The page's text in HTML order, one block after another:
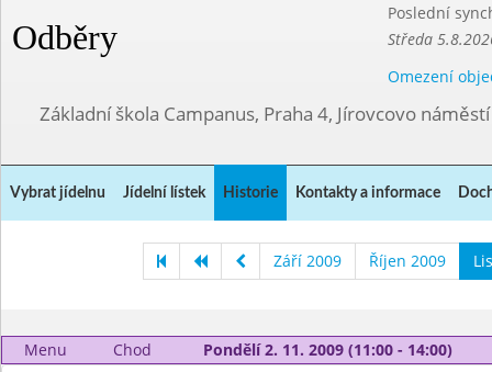
Odběry
Poslední
Středa
Omezení
Základní škola Campanus, Praha 4, Jírovcovo
Vybrat jídelnu Jídelní lístek Historie Kontakty a informace
Září 2009 Říjen 2009
Menu Chod Pondělí 2. 11. 2009 (11:00 - 14:00)